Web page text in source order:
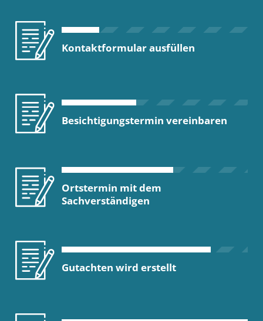
Kontaktformular ausfüllen
Besichtigungstermin vereinbaren
Ortstermin mit dem
Sachverständigen
Gutachten wird erstellt